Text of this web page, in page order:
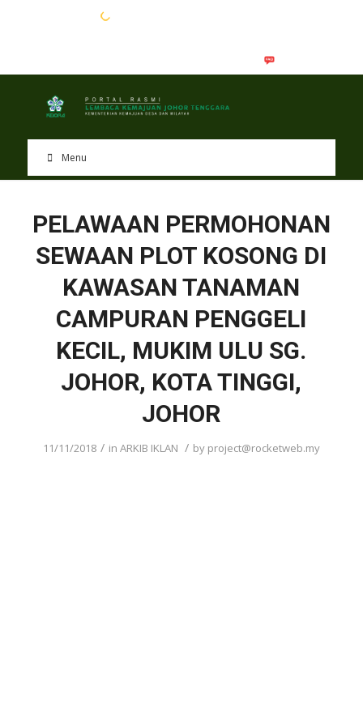
Menu
PELAWAAN PERMOHONAN
SEWAAN PLOT KOSONG DI
KAWASAN TANAMAN
CAMPURAN PENGGELI
KECIL, MUKIM ULU SG.
JOHOR, KOTA TINGGI,
JOHOR
11/11/2018 / in ARKIB IKLAN / by project@rocketweb.my